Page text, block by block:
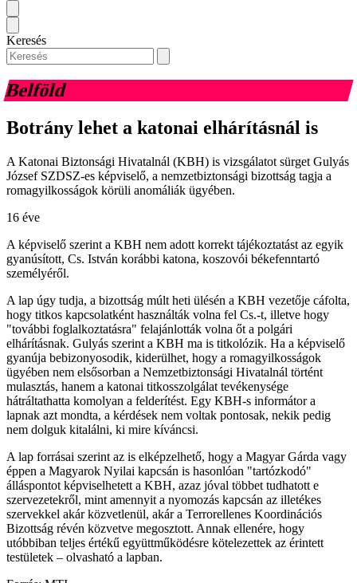
Keresés
Belföld
Botrány lehet a katonai elhárításnál is
A Katonai Biztonsági Hivatalnál (KBH) is vizsgálatot sürget Gulyás
József SZDSZ-es képviselő, a nemzetbiztonsági bizottság tagja a
romagyilkosságok körüli anomáliák ügyében.
16 éve
A képviselő szerint a KBH nem adott korrekt tájékoztatást az egyik
gyanúsított, Cs. István korábbi katona, koszovói békefenntartó
személyéről.
A lap úgy tudja, a bizottság múlt heti ülésén a KBH vezetője cáfolta,
hogy titkos kapcsolatként használták volna fel Cs.-t, illetve hogy
"további foglalkoztatásra" felajánlották volna őt a polgári
elhárításnak. Gulyás szerint a KBH ma is titkolózik. Ha a képviselő
gyanúja bebizonyosodik, kiderülhet, hogy a romagyilkosságok
ügyében nem elsősorban a Nemzetbiztonsági Hivatalnál történt
mulasztás, hanem a katonai titkosszolgálat tevékenysége
hátráltathatta komolyan a felderítést. Egy KBH-s informátor a
lapnak azt mondta, a kérdések nem voltak pontosak, nekik pedig
nem dolguk kitalálni, ki mire kíváncsi.
A lap forrásai szerint az is elképzelhető, hogy a Magyar Gárda vagy
éppen a Magyarok Nyilai kapcsán is hasonlóan "tartózkodó"
álláspontot képviselhetett a KBH, azaz jóval többet tudhatott e
szervezetekről, mint amennyit a nyomozás kapcsán az illetékes
szervekkel akár közvetlenül, akár a Terrorellenes Koordinációs
Bizottság révén közvetve megosztott. Annak ellenére, hogy
utóbbiban teljes értékű együttműködésre kötelezettek az érintett
testületek – olvasható a lapban.